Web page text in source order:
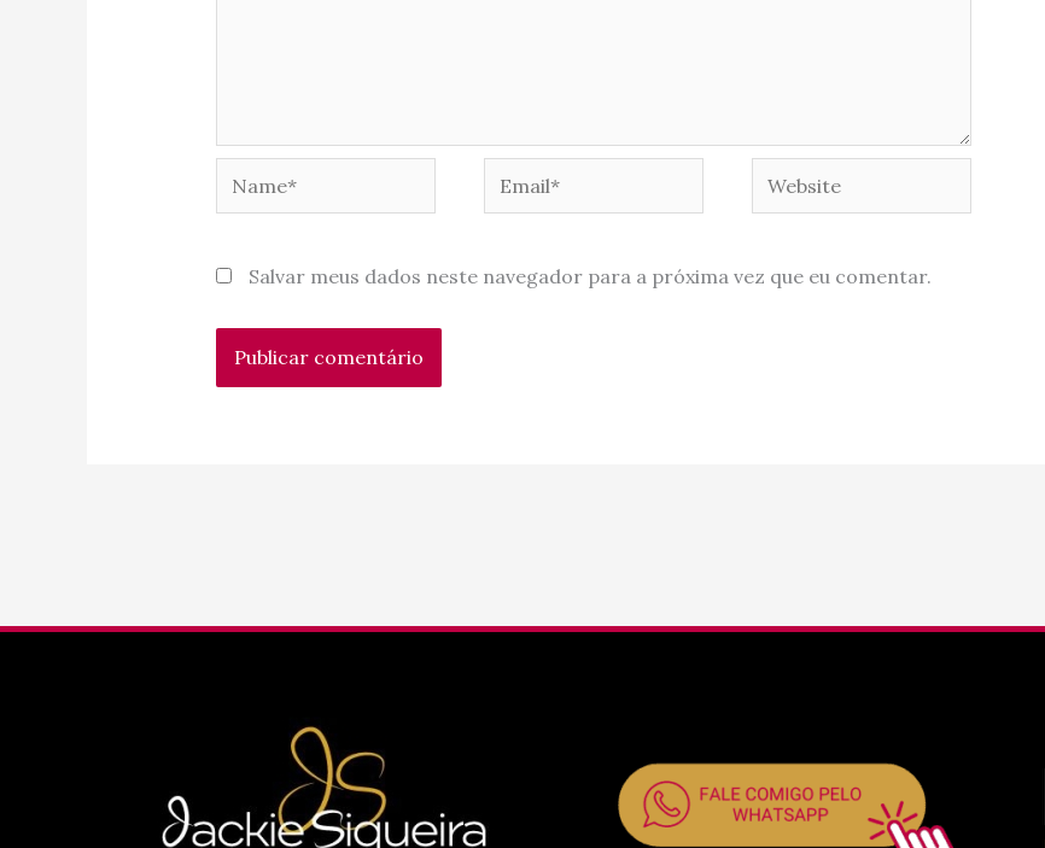
Website
Salvar meus dados neste navegador para a próxima vez que eu comentar.